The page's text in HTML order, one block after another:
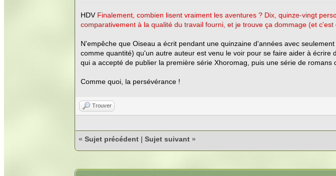
HDV Finalement, combien lisent vraiment les aventures ? Dix, quinze-vingt
comparativement à la qualité du travail fourni, et je trouve ça dommage (et
N'empêche que Oiseau a écrit pendant une quinzaine d'années avec
comme quantité) qu'un autre auteur est venu le voir pour se faire aider à
qui a accepté de publier la première série Xhoromag, puis une série de romans
Comme quoi, la persévérance !
Trouver
« Sujet précédent| Sujet suivant»